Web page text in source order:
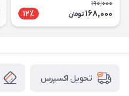
190,000
168,000 تومان 12٪
تحویل اکسپرس